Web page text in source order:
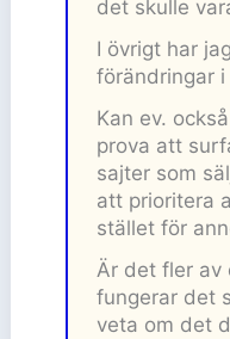
det skulle
I övrigt har
förändringar i
Kan ev.
prova att
sajter som
att prioritera
stället för
Är det fler av
fungerar det
veta om det